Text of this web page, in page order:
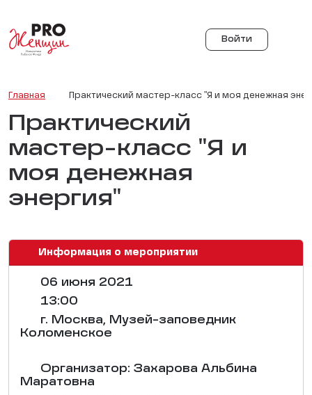
Войти
Главная Практический мастер-класс "Я и моя денежная
Практический
мастер-класс "Я и
моя денежная
энергия"
Информация о мероприятии
06 июня 2021
13:00
г. Москва, Музей-заповедник
Коломенское
Организатор: Захарова Альбина
Маратовна